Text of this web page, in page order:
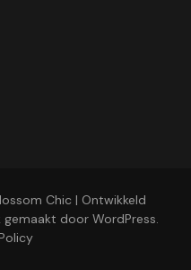
Chic | Ontwikkeld
gemaakt door WordPress.